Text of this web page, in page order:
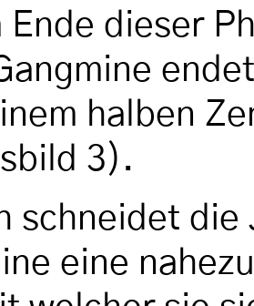
Ende dieser
halben
3).
schneidet
eine